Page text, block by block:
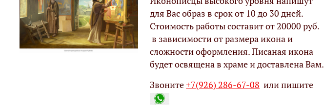
для Вас образ в срок от 10 до 30 дней.
Стоимость работы составит от 20000 руб.
в зависимости от размера икона и
сложности оформления. Писаная икона
будет освящена в храме и доставлена Вам.
Звоните+7(926) 286-67-08 или пишите